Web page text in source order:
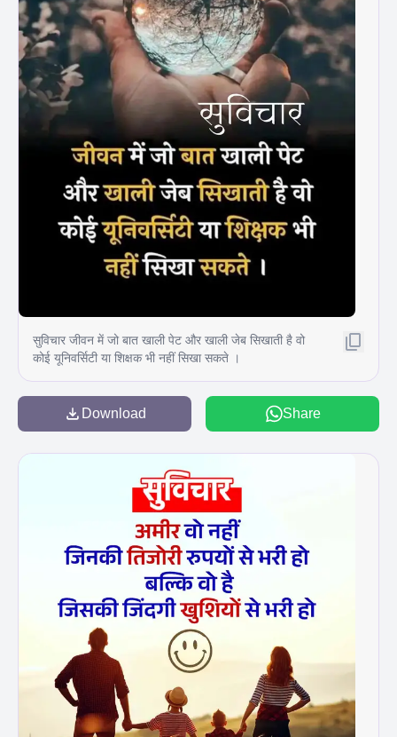
सुविचार जीवन में जो बात खाली पेट और खाली जेब सिखाती है वो
कोई यूनिवर्सिटी या शिक्षक भी नहीं सिखा सकते ।
Download Share